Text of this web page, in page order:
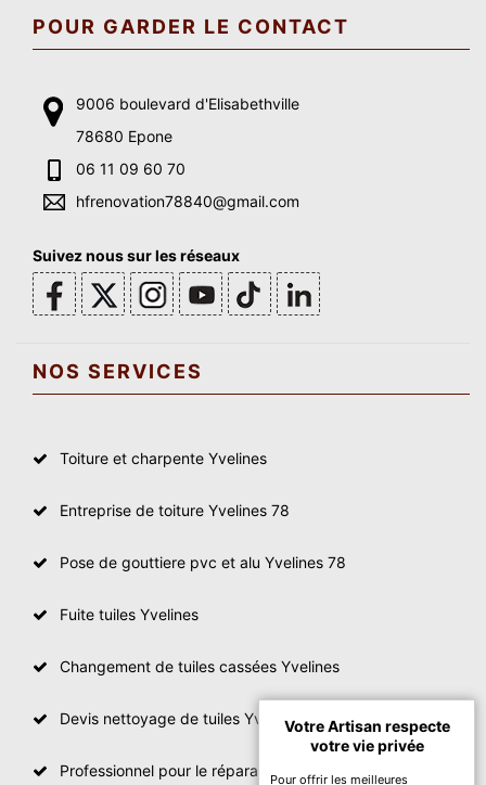
POUR GARDER LE CONTACT
9006 boulevard d'Elisabethville
78680 Epone
06 11 09 60 70
hfrenovation78840@gmail.com
Suivez nous sur les réseaux
NOS SERVICES
Toiture et charpente Yvelines
Entreprise de toiture Yvelines 78
Pose de gouttiere pvc et alu Yvelines 78
Fuite tuiles Yvelines
Changement de tuiles cassées Yvelines
Devis nettoyage de tuiles Yvelines
Professionnel pour le réparation de toit Yvelines
Votre Artisan respecte
votre vie privée
Pour offrir les meilleures